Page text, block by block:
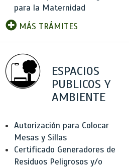
para la Maternidad
MÁS TRÁMITES
ESPACIOS
PUBLICOS Y
AMBIENTE
Autorización para Colocar
Mesas y Sillas
Certificado Generadores de
Residuos Peligrosos y/o